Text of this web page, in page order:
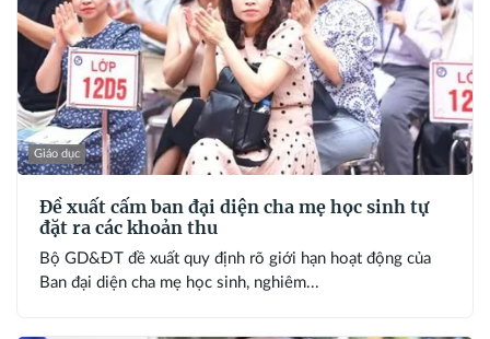
Giáo dục
Đề xuất cấm ban đại diện cha mẹ học sinh tự
đặt ra các khoản thu
Bộ GD&ĐT đề xuất quy định rõ giới hạn hoạt động của
Ban đại diện cha mẹ học sinh, nghiêm...